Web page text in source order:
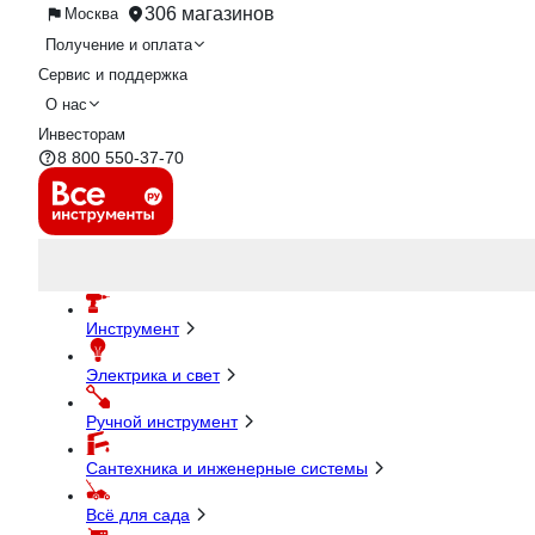
Москва 306 магазинов
Получение и оплата
Сервис и поддержка
О нас
Инвесторам
8 800 550-37-70
Инструмент
Электрика и свет
Ручной инструмент
Сантехника и инженерные системы
Всё для сада